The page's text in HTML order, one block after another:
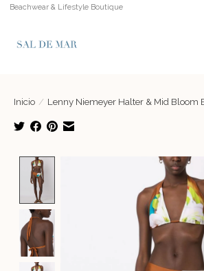
Beachwear & Lifestyle Boutique
Inicio / Lenny Niemeyer Halter & Mid Bloom
Product image slideshow